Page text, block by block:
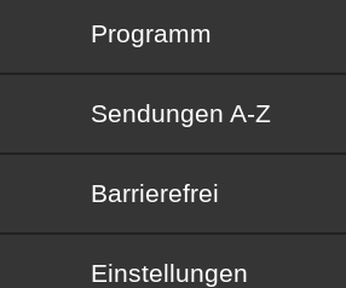
Programm
Sendungen von A bis Z
Sendungen A-Z
Barrierefrei
Barrierefrei
Einstellungen